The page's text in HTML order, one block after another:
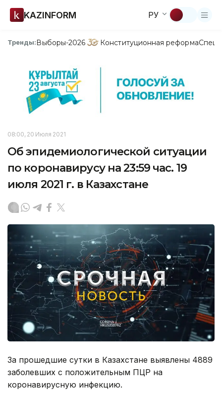
KAZINFORM РУ
Тренды:Выборы-2026 Конституционная реформа
08:00, 20 Июля 2021
Об эпидемиологической ситуации
по коронавирусу на 23:59 час. 19
июля 2021 г. в Казахстане
За прошедшие сутки в Казахстане выявлены 4889
заболевших с положительным ПЦР на
коронавирусную инфекцию.